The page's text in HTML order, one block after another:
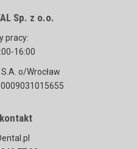
Sp. z o.o.
pracy:
16:00
S.A. o/Wrocław